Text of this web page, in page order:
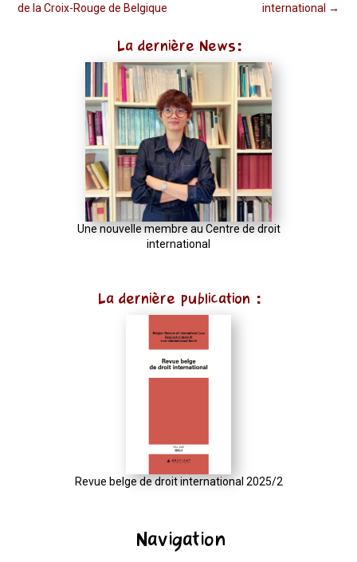
Navigation
de la Croix-Rouge de Belgique
international →
La dernière News:
Une nouvelle membre au Centre de droit
international
La dernière publication :
Revue belge de droit international 2025/2